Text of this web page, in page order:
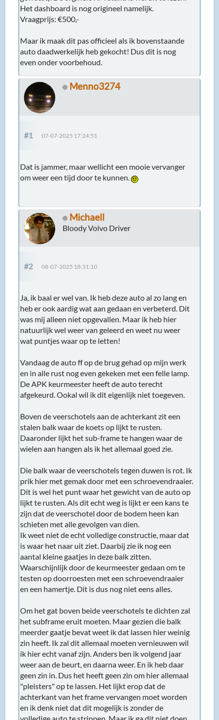
Het dashboard is nog origineel namelijk.
Vraagprijs: €500,-
Maar ik maak dit pas officieel als ik bovenstaande
auto daadwerkelijk heb gekocht! Dus dit is nog
even onder voorbehoud.
Menno3274
#1 07-07-2025 17:24:51
Dat is jammer, maar wellicht een mooie vervanger
om weer een tijd door te kunnen.
Michaell
Bloody Volvo Driver
#2 08-07-2025 18:31:10
Ja, ik baal er wel van. Ik heb deze auto al zo lang en
heb er ook aardig wat aan gedaan en verbeterd. Dit
was mij alleen niet opgevallen. Maar ik heb hier
natuurlijk wel weer van geleerd en weet nu weer
wat puntjes waar op te letten!
Vandaag de auto ff op de brug gehad op mijn werk
en in alle rust nog even gekeken met een felle lamp.
De APK keurmeester heeft de auto terecht
afgekeurd. Ookal wil ik dit eigenlijk niet toegeven.
Boven de veerschotels aan de achterkant zit een
stalen balk waar de koets op lijkt te rusten.
Daaronder lijkt het sub-frame te hangen waar de
wielen aan hangen als ik het allemaal goed zie.
Die balk waar de veerschotels tegen duwen is rot. Ik
prik hier met gemak door met een schroevendraaier.
Dit is wel het punt waar het gewicht van de auto op
lijkt te rusten. Als dit echt weg is lijkt er een kans te
zijn dat de veerschotel door de bodem heen kan
schieten met alle gevolgen van dien.
Ik weet niet de echt volledige constructie, maar dat
is waar het naar uit ziet. Daarbij zie ik nog een
aantal kleine gaatjes in deze balk zitten.
Waarschijnlijk door de keurmeester gedaan om te
testen op doorroesten met een schroevendraaier
en een hamertje. Dit is dus nog niet eens alles.
Om het gat boven beide veerschotels te dichten zal
het subframe eruit moeten. Maar gezien die balk
meerder gaatje bevat weet ik dat lassen hier weinig
zin heeft. Ik zal dit allemaal moeten vernieuwen wil
ik hier echt vanaf zijn. Anders ben ik volgend jaar
weer aan de beurt, en daarna weer. En ik heb daar
geen zin in. Dus het heeft geen zin om hier allemaal
"pleisters" op te lassen. Het lijkt erop dat de
achterkant van het frame vervangen moet worden
en ik denk niet dat dit mogelijk is zonder de
volledige auto te strippen. Maar ik ga dit niet doen.